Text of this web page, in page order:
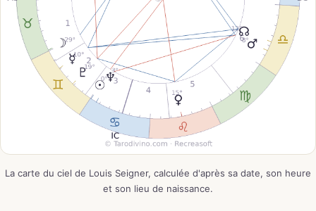
La carte du ciel de Louis Seigner, calculée d'après sa date, son heure
et son lieu de naissance.